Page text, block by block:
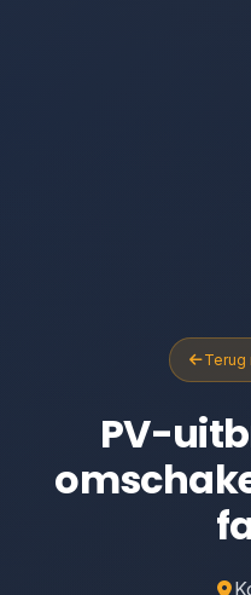
Terug
PV-